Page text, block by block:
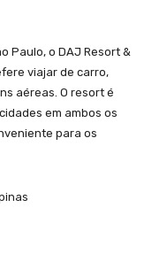
Paulo, o DAJ Resort &
viajar de carro,
aéreas. O resort é
em ambos os
para os